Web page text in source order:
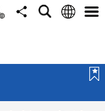
分
搜
语
选